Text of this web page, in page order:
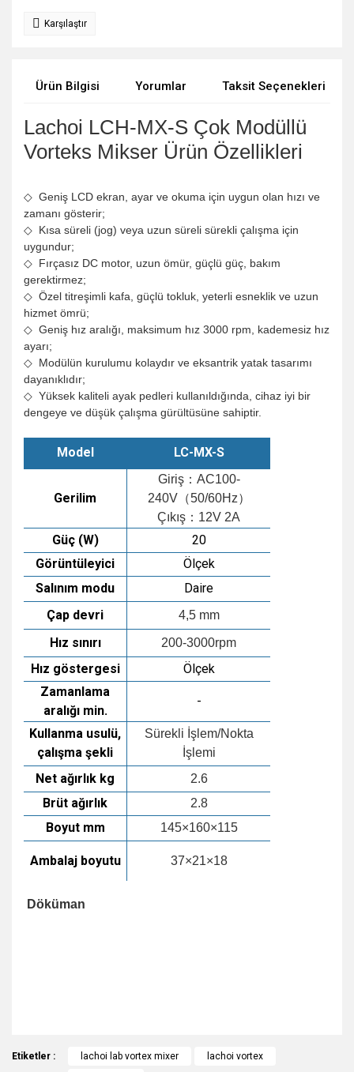
Karşılaştır
Ürün Bilgisi Yorumlar Taksit Seçenekleri
Lachoi LCH-MX-S Çok Modüllü
Vorteks Mikser Ürün Özellikleri
◇ Geniş LCD ekran, ayar ve okuma için uygun olan hızı ve
zamanı gösterir;
◇ Kısa süreli (jog) veya uzun süreli sürekli çalışma için
uygundur;
◇ Fırçasız DC motor, uzun ömür, güçlü güç, bakım
gerektirmez;
◇ Özel titreşimli kafa, güçlü tokluk, yeterli esneklik ve uzun
hizmet ömrü;
◇ Geniş hız aralığı, maksimum hız 3000 rpm, kademesiz hız
ayarı;
◇ Modülün kurulumu kolaydır ve eksantrik yatak tasarımı
dayanıklıdır;
◇ Yüksek kaliteli ayak pedleri kullanıldığında, cihaz iyi bir
dengeye ve düşük çalışma gürültüsüne sahiptir.
Model LC-MX-S
Gerilim
Giriş：AC100-
240V（50/60Hz）
Çıkış：12V 2A
Güç (W)
20
Görüntüleyici
Ölçek
Salınım modu
Daire
Çap devri
4,5 mm
Hız sınırı 200-3000rpm
Hız göstergesi
Ölçek
Zamanlama
aralığı min.
-
Kullanma usulü,
çalışma şekli
Sürekli İşlem/Nokta
İşlemi
Net ağırlık kg 2.6
Brüt ağırlık 2.8
Boyut mm 145×160×115
Ambalaj boyutu 37×21×18
Döküman
konularda yetersiz gördüğünüz noktaları öneri formunu
Etiketler : lachoi lab vortex mixer
lachoi vortex